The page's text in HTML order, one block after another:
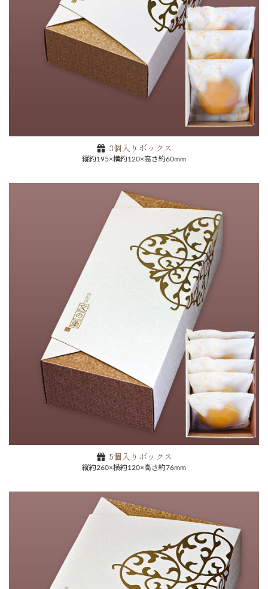
3個入りボックス
縦約195×横約120×高さ約60mm
5個入りボックス
縦約260×横約120×高さ約76mm